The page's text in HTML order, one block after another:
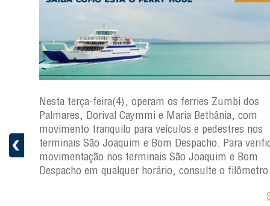
a
Nesta terça-feira(4), operam os ferries Zumbi dos
Palmares, Dorival Caymmi e Maria Bethânia, com
movimento tranquilo para veículos e pedestres nos
terminais São Joaquim e Bom Despacho. Para
movimentação nos terminais São Joaquim e Bom
Despacho em qualquer horário, consulte o